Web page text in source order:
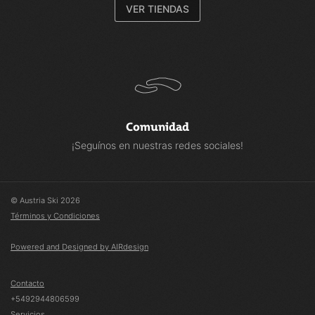
VER TIENDAS
Comunidad
¡Seguínos en nuestras redes sociales!
© Austria Ski 2026
Términos y Condiciones
Powered and Designed by AIRdesign
Contacto
+5492944806599